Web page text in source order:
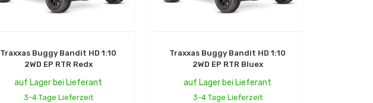
Traxxas Buggy Bandit HD 1:10
2WD EP RTR Redx
auf Lager bei Lieferant
3-4 Tage Lieferzeit
Traxxas Buggy Bandit HD 1:10
2WD EP RTR Bluex
auf Lager bei Lieferant
3-4 Tage Lieferzeit